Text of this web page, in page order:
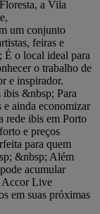
a Vila
um conjunto
feiras e
É o local ideal para
o trabalho de
e inspirador.
&nbsp; Para
e ainda economizar
rede ibis em Porto
e preços
para quem
&nbsp; Além
acumular
Accor Live
em suas próximas